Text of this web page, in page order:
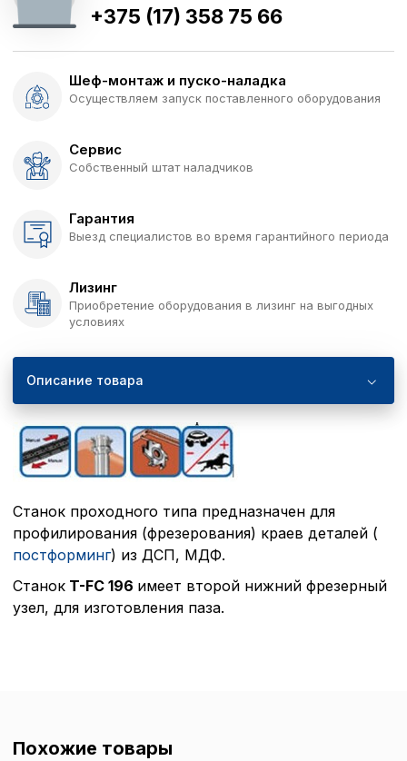
+375 (17) 358 75 66
Шеф-монтаж и пуско-наладка
Осуществляем запуск поставленного оборудования
Сервис
Собственный штат наладчиков
Гарантия
Выезд специалистов во время гарантийного периода
Лизинг
Приобретение оборудования в лизинг на выгодных
условиях
Описание товара
Станок проходного типа предназначен для
профилирования (фрезерования) краев деталей (
постформинг) из ДСП, МДФ.
Станок T-FC 196 имеет второй нижний фрезерный
узел, для изготовления паза.
Похожие товары
Политика в